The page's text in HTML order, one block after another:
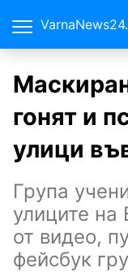
гонят и
улици
Група
улиците на
от видео,
фейсбук